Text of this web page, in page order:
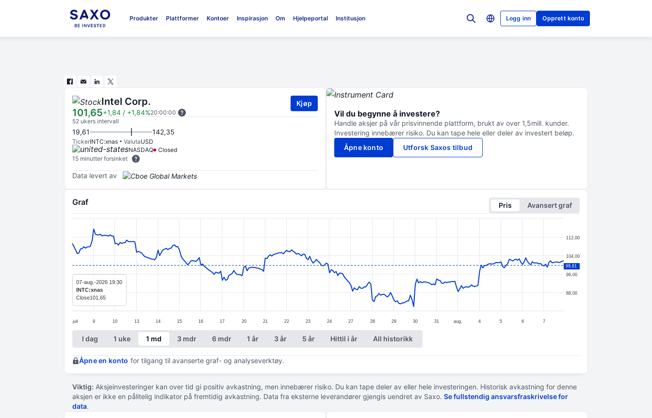
Produkter Plattformer Kontoer Inspirasjon Om Hjelpeportal Institusjon Logg inn Opprett konto
Intel Corp.
101,65+1,84 / +1,84%20:00:00
Kjøp
52 ukers intervall
19,61 142,35
TickerINTC:xnas ValutaUSD
NASDAQ
Closed
15 minutter forsinket
Data levert av
Vil du begynne å investere?
Handle aksjer på vår prisvinnende plattform, brukt av over 1,5mill. kunder.
Investering innebærer risiko. Du kan tape hele eller deler av investert beløp.
Åpne konto
Utforsk Saxos tilbud
Graf Pris
Avansert graf
Chart
Line chart with 299 data points.
The chart has 1 X axis displaying categories.
The chart has 1 Y axis displaying values. Data ranges from 81.81 to 115.4.
juli 9 10 13 14 15 16 17 20 21 22 23 24 27 28 29 30 31 aug. 4 5 6 7
88,00
96,00
104,00
112,00
99,81
07-aug.-2026 19:30
INTC:xnas
Close101,65
End of interactive chart.
I dag 1 uke 1 md 3 mdr 6 mdr 1 år 3 år 5 år Hittil i år All historikk
Åpne en konto for tilgang til avanserte graf- og analyseverktøy.
Viktig: Aksjeinvesteringer kan over tid gi positiv avkastning, men innebærer risiko. Du kan tape deler av eller hele investeringen. Historisk avkastning for denne
aksjen er ikke en pålitelig indikator på fremtidig avkastning. Data fra eksterne leverandører gjengis uendret av Saxo. Se fullstendig ansvarsfraskrivelse for
data.